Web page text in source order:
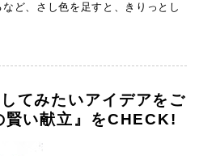
ど、さし色を足すと、きりっとし
てみたいアイデアをご
賢い献立』をCHECK!